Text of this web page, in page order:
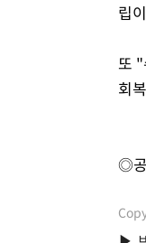
립
또
회
◎공